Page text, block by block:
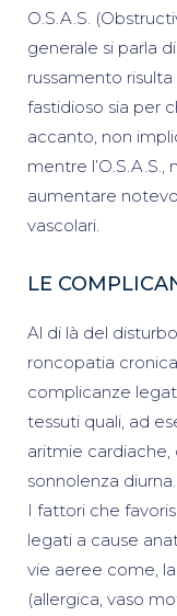
O.S.A.S.
generale si parla
russamento
fastidioso sia per
accanto, non
mentre
aumentare
vascolari.
LE
Al di là del
roncopatia
complicanze
tessuti quali, ad
aritmie cardiache,
sonnolenza diurna.
I fattori che
legati a cause
vie aeree come,
(allergica, vaso